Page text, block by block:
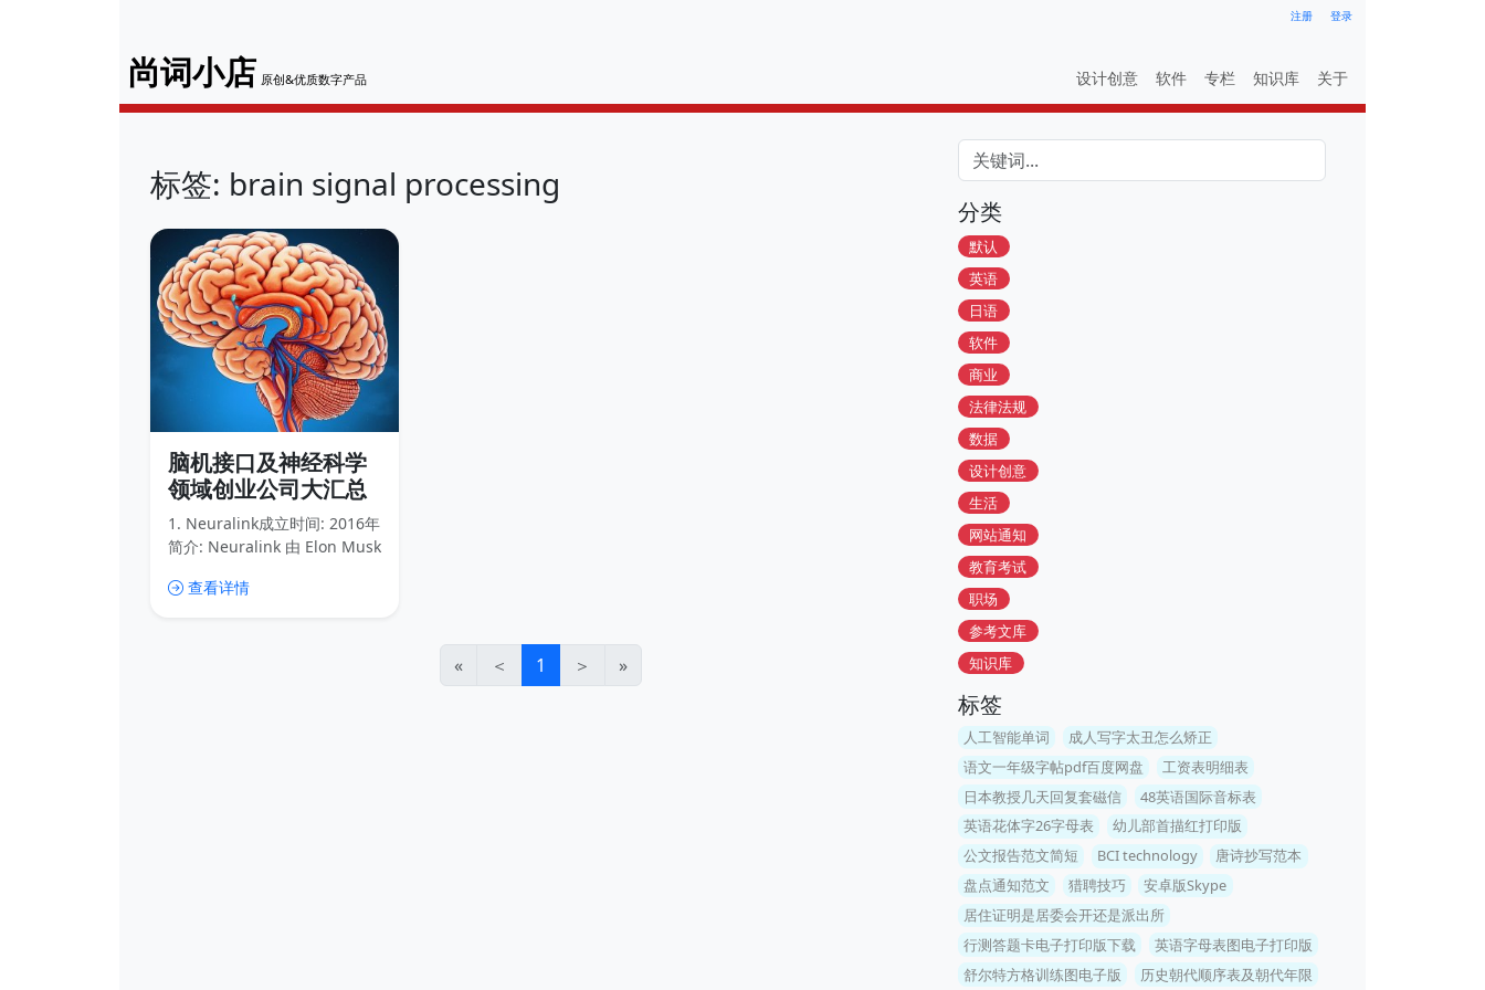
注册 登录
尚词小店 原创&优质数字产品 设计创意 软件 专栏 知识库 关于
标签: brain signal processing
脑机接口及神经科学
领域创业公司大汇总
1. Neuralink成立时间: 2016年
简介: Neuralink 由 Elon Musk
术。公司致力于通过植入式设
查看详情
« ＜ 1 ＞ »
分类
默认
英语
日语
软件
商业
法律法规
数据
设计创意
生活
网站通知
教育考试
职场
参考文库
知识库
标签
人工智能单词
成人写字太丑怎么矫正
语文一年级字帖pdf百度网盘
工资表明细表
日本教授几天回复套磁信
48英语国际音标表
英语花体字26字母表
幼儿部首描红打印版
公文报告范文简短
BCI technology
唐诗抄写范本
盘点通知范文
猎聘技巧
安卓版Skype
居住证明是居委会开还是派出所
行测答题卡电子打印版下载
英语字母表图电子打印版
舒尔特方格训练图电子版
历史朝代顺序表及朝代年限